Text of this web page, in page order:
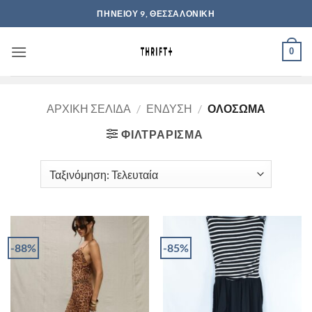
στο
ΠΗΝΕΙΟΥ 9, ΘΕΣΣΑΛΟΝΙΚΗ
0
ΑΡΧΙΚΉ ΣΕΛΊΔΑ / ΈΝΔΥΣΗ / ΟΛΌΣΩΜΑ
ΦΙΛΤΡΆΡΙΣΜΑ
-88% -85%